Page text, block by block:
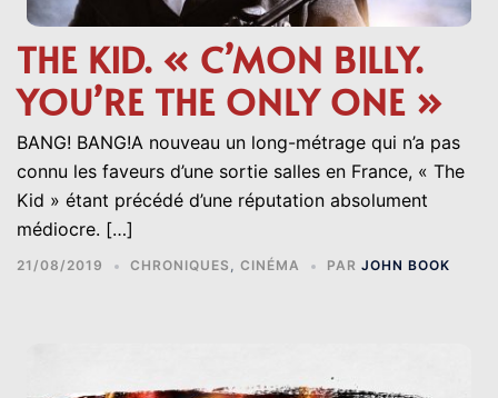
THE KID. « C’MON BILLY.
YOU’RE THE ONLY ONE »
BANG! BANG!A nouveau un long-métrage qui n’a pas
connu les faveurs d’une sortie salles en France, « The
Kid » étant précédé d’une réputation absolument
médiocre. […]
21/08/2019 CHRONIQUES , CINÉMA PAR JOHN BOOK